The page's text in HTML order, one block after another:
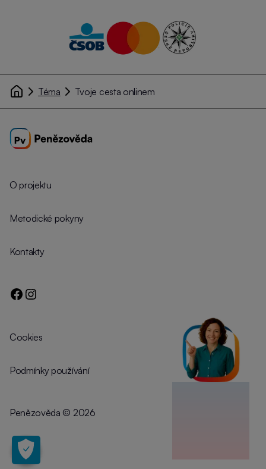
Téma Tvoje cesta onlinem
O projektu
Metodické pokyny
Kontakty
Cookies
Podmínky používání
Penězověda ©️ 2026